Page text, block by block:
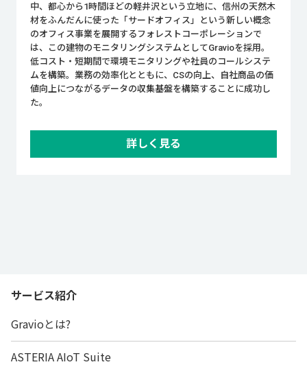
中、都心から1時間ほどの軽井沢という立地に、信州の天然木
材をふんだんに使った「サードオフィス」という新しい概念
のオフィス事業を展開するフォレストコーポレーションで
は、この建物のモニタリングシステムとしてGravioを採用。
低コスト・短期間で環境モニタリングや社員のコールシステ
ムを構築。業務の効率化とともに、CSの向上、自社商品の価
値向上につながるデータの収集基盤を構築することに成功し
た。
詳しく見る
サービス紹介
Gravioとは?
ASTERIA AIoT Suite